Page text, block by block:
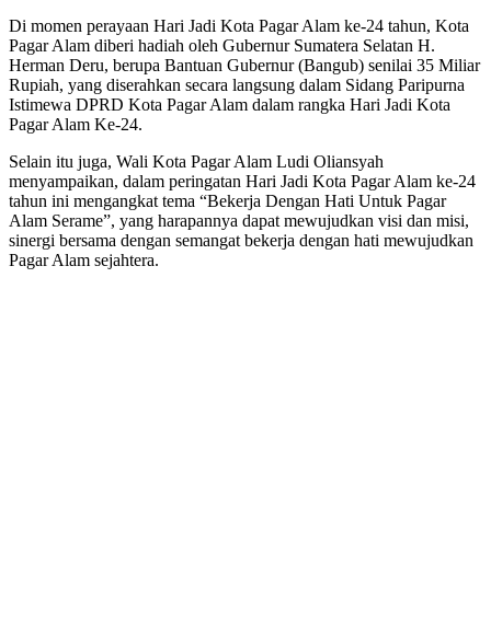
Di momen perayaan Hari Jadi Kota Pagar Alam ke-24 tahun, Kota
Pagar Alam diberi hadiah oleh Gubernur Sumatera Selatan H.
Herman Deru, berupa Bantuan Gubernur (Bangub) senilai 35 Miliar
Rupiah, yang diserahkan secara langsung dalam Sidang Paripurna
Istimewa DPRD Kota Pagar Alam dalam rangka Hari Jadi Kota
Pagar Alam Ke-24.
Selain itu juga, Wali Kota Pagar Alam Ludi Oliansyah
menyampaikan, dalam peringatan Hari Jadi Kota Pagar Alam ke-24
tahun ini mengangkat tema “Bekerja Dengan Hati Untuk Pagar
Alam Serame”, yang harapannya dapat mewujudkan visi dan misi,
sinergi bersama dengan semangat bekerja dengan hati mewujudkan
Pagar Alam sejahtera.